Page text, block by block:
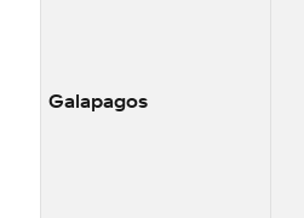
Galapagos